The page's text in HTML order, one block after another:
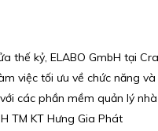
thế kỷ, ELABO GmbH tại
việc tối ưu về chức năng
các phần mềm quản lý
TM KT Hưng Gia Phát